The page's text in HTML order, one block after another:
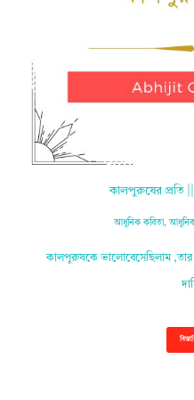
কালপুরুষের প্রতি
আধুনিক কবিতা,আধুনিক
কালপুরুষকে ভালোবেসেছিলাম ,তার